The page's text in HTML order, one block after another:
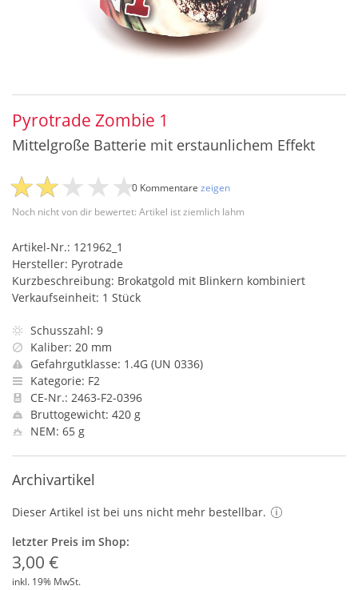
Pyrotrade Zombie 1
Mittelgroße Batterie mit erstaunlichem Effekt
Noch nicht von dir bewertet: Artikel ist ziemlich lahm
0 Kommentare zeigen
Artikel-Nr.: 121962_1
Hersteller: Pyrotrade
Kurzbeschreibung: Brokatgold mit Blinkern kombiniert
Verkaufseinheit: 1 Stück
Schusszahl: 9
Kaliber: 20 mm
Gefahrgutklasse: 1.4G (UN 0336)
Kategorie: F2
CE-Nr.: 2463-F2-0396
Bruttogewicht: 420 g
NEM: 65 g
Archivartikel
Dieser Artikel ist bei uns nicht mehr bestellbar.
letzter Preis im Shop:
3,00 €
inkl. 19% MwSt.